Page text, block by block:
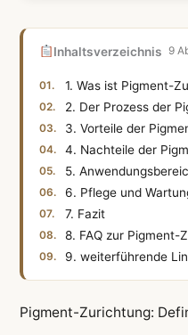
Inhaltsverzeichnis 9
1. Was ist Pigment-
2. Der Prozess der
3. Vorteile der
4. Nachteile der
5.
6. Pflege und
7. Fazit
8. FAQ zur Pigment-
9. weiterführende
Pigment-Zurichtung: